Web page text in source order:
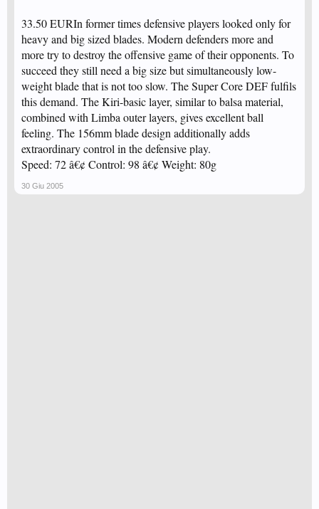
33.50 EURIn former times defensive players looked only for
heavy and big sized blades. Modern defenders more and
more try to destroy the offensive game of their opponents. To
succeed they still need a big size but simultaneously low-
weight blade that is not too slow. The Super Core DEF fulfils
this demand. The Kiri-basic layer, similar to balsa material,
combined with Limba outer layers, gives excellent ball
feeling. The 156mm blade design additionally adds
extraordinary control in the defensive play.
Speed: 72 â€¢ Control: 98 â€¢ Weight: 80g
30 Giu 2005